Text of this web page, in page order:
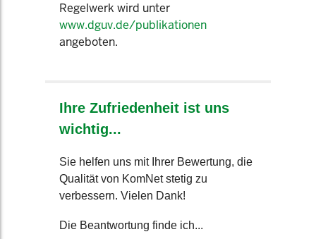
Regelwerk wird unter
www.dguv.de/publikationen
angeboten.